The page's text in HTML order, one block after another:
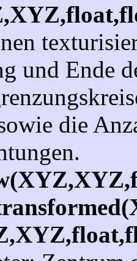
und Ende
die